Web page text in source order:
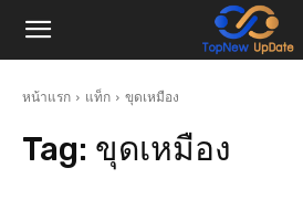
หน้าแรก แท็ก ขุดเหมือง
Tag: ขุดเหมือง